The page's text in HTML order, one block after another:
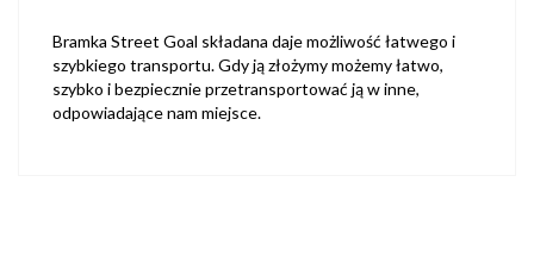
Bramka Street Goal składana daje możliwość łatwego i
szybkiego transportu. Gdy ją złożymy możemy łatwo,
szybko i bezpiecznie przetransportować ją w inne,
odpowiadające nam miejsce.